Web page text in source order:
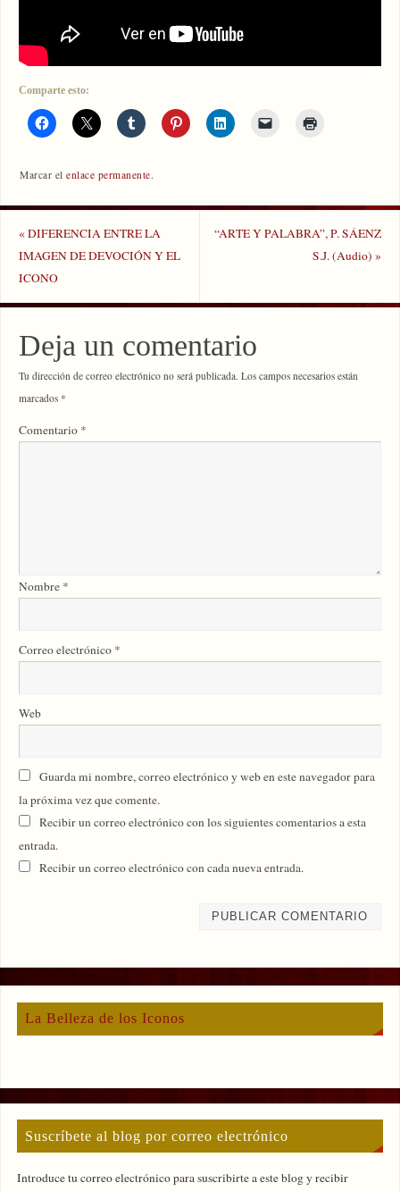
Comparte esto:
Marcar elenlace permanente.
«DIFERENCIA ENTRE LA
IMAGEN DE DEVOCIÓN Y EL
ICONO
“ARTE Y PALABRA”, P. SÁENZ
S.J. (Audio) »
Deja un comentario
Tu dirección de correo electrónico no será publicada. Los campos necesarios están
marcados *
Comentario *
Nombre *
Correo electrónico *
Web
Guarda mi nombre, correo electrónico y web en este navegador para
la próxima vez que comente.
Recibir un correo electrónico con los siguientes comentarios a esta
entrada.
Recibir un correo electrónico con cada nueva entrada.
La Belleza de los Iconos
Suscríbete al blog por correo electrónico
Introduce tu correo electrónico para suscribirte a este blog y recibir